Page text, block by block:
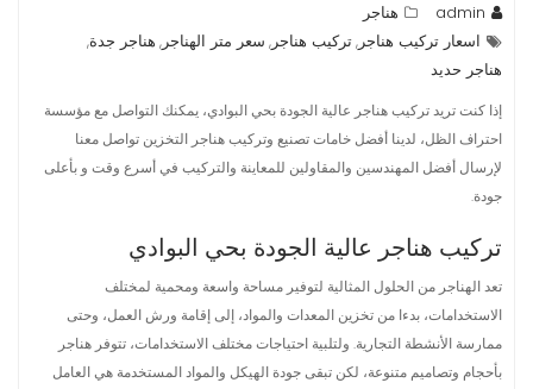
admin
هناجر
اسعار تركيب هناجر,تركيب هناجر, سعر متر الهناجر, هناجر جدة,
هناجر حديد
إذا كنت تريد تركيب هناجر عالية الجودة بحي البوادي، يمكنك التواصل مع مؤسسة
احتراف الظل، لدينا أفضل خامات تصنيع وتركيب هناجر التخزين تواصل معنا
لإرسال أفضل المهندسين والمقاولين للمعاينة والتركيب في أسرع وقت و بأعلى
جودة.
تركيب هناجر عالية الجودة بحي البوادي
تعد الهناجر من الحلول المثالية لتوفير مساحة واسعة ومحمية لمختلف
الاستخدامات، بدءا من تخزين المعدات والمواد، إلى إقامة ورش العمل، وحتى
ممارسة الأنشطة التجارية. ولتلبية احتياجات مختلف الاستخدامات، تتوفر هناجر
بأحجام وتصاميم متنوعة، لكن تبقى جودة الهيكل والمواد المستخدمة هي العامل